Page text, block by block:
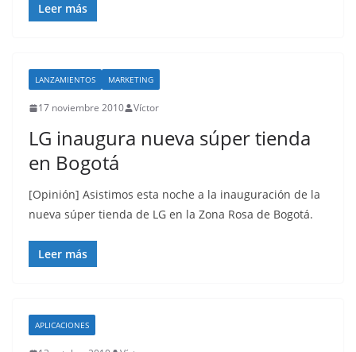
Leer más
LANZAMIENTOS MARKETING
17 noviembre 2010 Víctor
LG inaugura nueva súper tienda
en Bogotá
[Opinión] Asistimos esta noche a la inauguración de la
nueva súper tienda de LG en la Zona Rosa de Bogotá.
Leer más
APLICACIONES